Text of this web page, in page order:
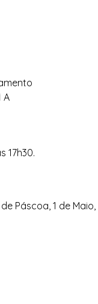
A
17h30.
Páscoa, 1 de